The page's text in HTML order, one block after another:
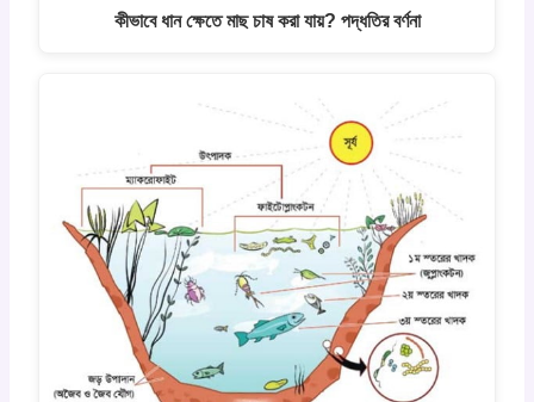
কীভাবে ধান ক্ষেতে মাছ চাষ করা যায়? পদ্ধতির বর্ণনা